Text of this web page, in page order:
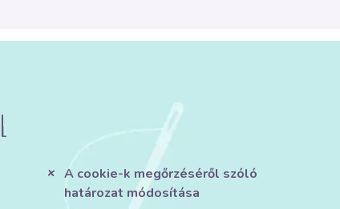
A cookie-k megőrzéséről szóló
határozat módosítása